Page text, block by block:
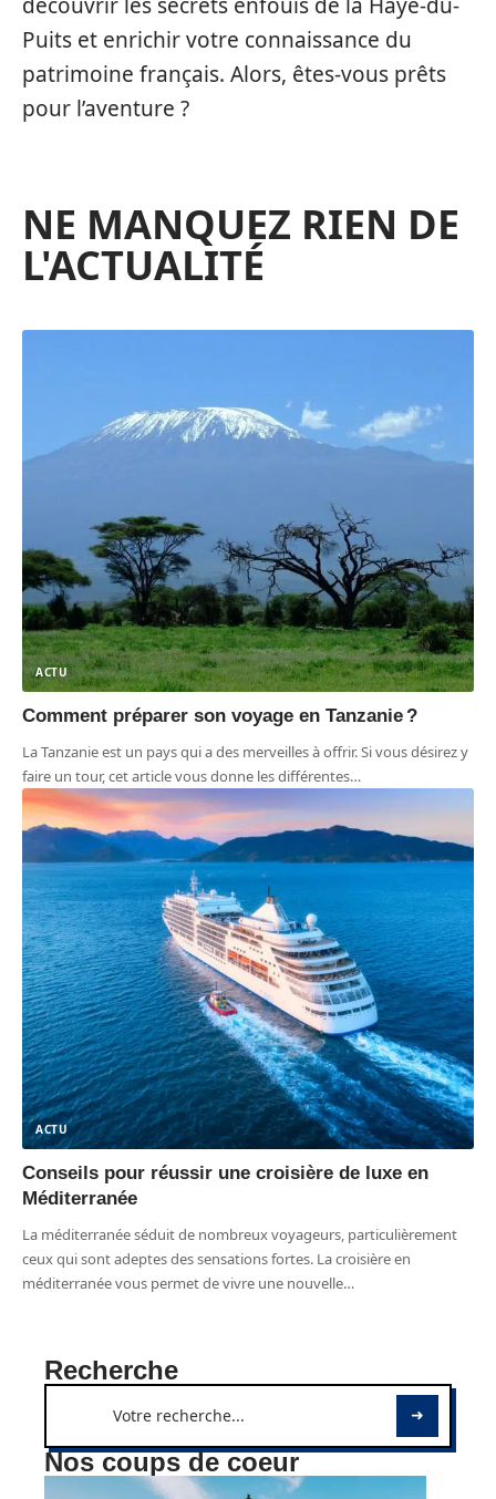
découvrir les secrets enfouis de la Haye-du-
Puits et enrichir votre connaissance du
patrimoine français. Alors, êtes-vous prêts
pour l’aventure ?
NE MANQUEZ RIEN DE
L'ACTUALITÉ
ACTU
Comment préparer son voyage en Tanzanie ?
La Tanzanie est un pays qui a des merveilles à offrir. Si vous désirez y
faire un tour, cet article vous donne les différentes…
ACTU
Conseils pour réussir une croisière de luxe en
Méditerranée
La méditerranée séduit de nombreux voyageurs, particulièrement
ceux qui sont adeptes des sensations fortes. La croisière en
méditerranée vous permet de vivre une nouvelle…
Recherche
Nos coups de coeur